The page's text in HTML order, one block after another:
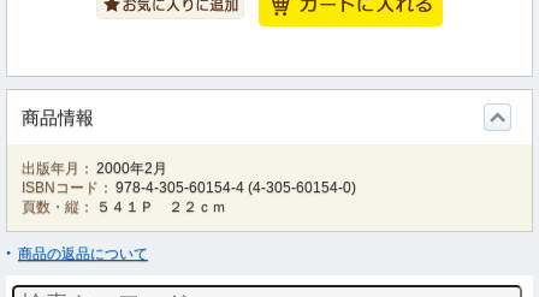
商品情報
出版年月： 2000年2月
ISBNコード： 978-4-305-60154-4 (4-305-60154-0)
頁数・縦：
５４１Ｐ ２２ｃｍ
商品の返品について